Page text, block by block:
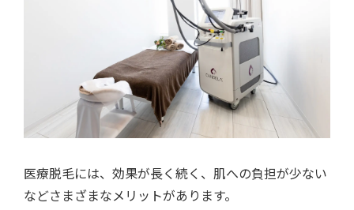
医療脱毛には、効果が長く続く、肌への負担が少ない
などさまざまなメリットがあります。